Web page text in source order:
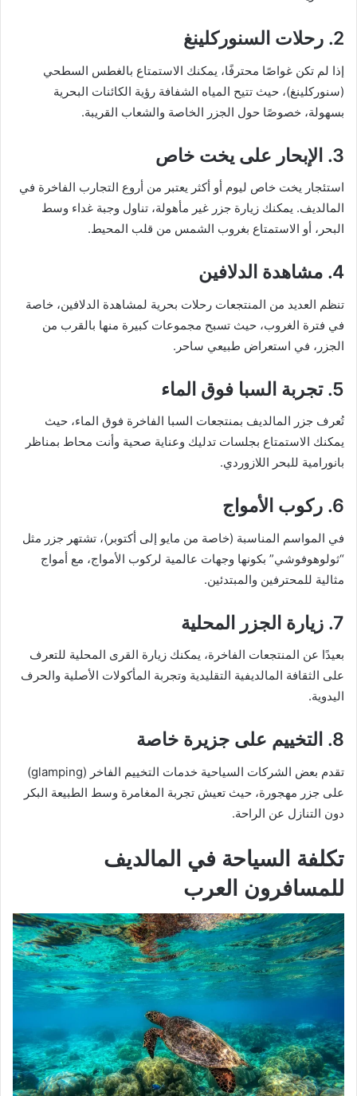
2. رحلات السنوركلينغ
إذا لم تكن غواصًا محترفًا، يمكنك الاستمتاع بالغطس السطحي
(سنوركلينغ)، حيث تتيح المياه الشفافة رؤية الكائنات البحرية
بسهولة، خصوصًا حول الجزر الخاصة والشعاب القريبة.
3. الإبحار على يخت خاص
استئجار يخت خاص ليوم أو أكثر يعتبر من أروع التجارب الفاخرة في
المالديف. يمكنك زيارة جزر غير مأهولة، تناول وجبة غداء وسط
البحر، أو الاستمتاع بغروب الشمس من قلب المحيط.
4. مشاهدة الدلافين
تنظم العديد من المنتجعات رحلات بحرية لمشاهدة الدلافين، خاصة
في فترة الغروب، حيث تسبح مجموعات كبيرة منها بالقرب من
الجزر، في استعراض طبيعي ساحر.
5. تجربة السبا فوق الماء
تُعرف جزر المالديف بمنتجعات السبا الفاخرة فوق الماء، حيث
يمكنك الاستمتاع بجلسات تدليك وعناية صحية وأنت محاط بمناظر
بانورامية للبحر اللازوردي.
6. ركوب الأمواج
في المواسم المناسبة (خاصة من مايو إلى أكتوبر)، تشتهر جزر مثل
“ثولوهوفوشي” بكونها وجهات عالمية لركوب الأمواج، مع أمواج
مثالية للمحترفين والمبتدئين.
7. زيارة الجزر المحلية
بعيدًا عن المنتجعات الفاخرة، يمكنك زيارة القرى المحلية للتعرف
على الثقافة المالديفية التقليدية وتجربة المأكولات الأصلية والحرف
اليدوية.
8. التخييم على جزيرة خاصة
تقدم بعض الشركات السياحية خدمات التخييم الفاخر (glamping)
على جزر مهجورة، حيث تعيش تجربة المغامرة وسط الطبيعة البكر
دون التنازل عن الراحة.
تكلفة السياحة في المالديف
للمسافرون العرب